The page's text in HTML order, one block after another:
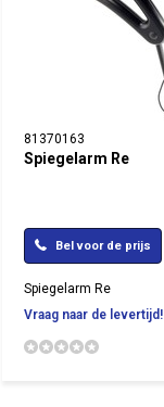
81370163
Spiegelarm Re
Bel voor de prijs
Spiegelarm Re
Vraag naar de levertijd!